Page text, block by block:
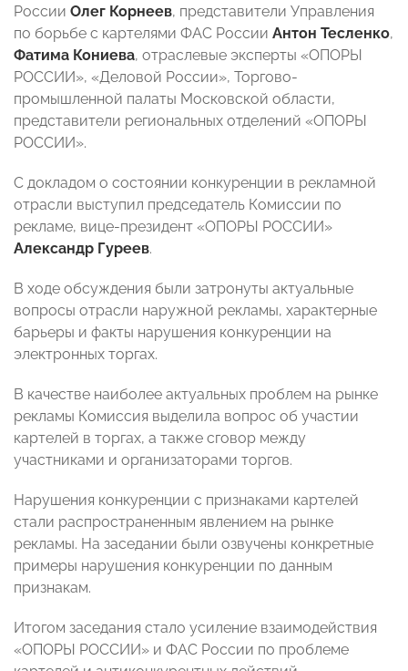
России Олег Корнеев, представители Управления
по борьбе с картелями ФАС России Антон Тесленко,
Фатима Кониева, отраслевые эксперты «ОПОРЫ
РОССИИ», «Деловой России», Торгово-
промышленной палаты Московской области,
представители региональных отделений «ОПОРЫ
РОССИИ».
С докладом о состоянии конкуренции в рекламной
отрасли выступил председатель Комиссии по
рекламе, вице-президент «ОПОРЫ РОССИИ»
Александр Гуреев.
В ходе обсуждения были затронуты актуальные
вопросы отрасли наружной рекламы, характерные
барьеры и факты нарушения конкуренции на
электронных торгах.
В качестве наиболее актуальных проблем на рынке
рекламы Комиссия выделила вопрос об участии
картелей в торгах, а также сговор между
участниками и организаторами торгов.
Нарушения конкуренции с признаками картелей
стали распространенным явлением на рынке
рекламы. На заседании были озвучены конкретные
примеры нарушения конкуренции по данным
признакам.
Итогом заседания стало усиление взаимодействия
«ОПОРЫ РОССИИ» и ФАС России по проблеме